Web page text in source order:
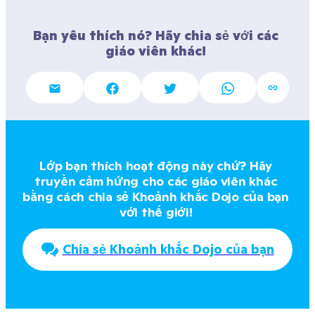
Bạn yêu thích nó? Hãy chia sẻ với các
giáo viên khác!
Lớp bạn thích hoạt động này chứ? Hãy
truyền cảm hứng cho các giáo viên khác
bằng cách chia sẻ Khoảnh khắc Dojo của bạn
với thế giới!
Chia sẻ Khoảnh khắc Dojo của bạn